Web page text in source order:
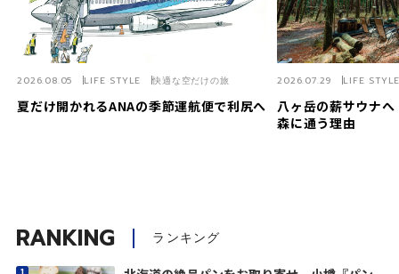
夏だけ開かれるANAの季節運航便で利尻へ
2026.08.05 LIFE STYLE 快適な空だけの旅
八ヶ岳の薪サウナ
森に通う理由
2026.07.29 LIFE
RANKING ランキング